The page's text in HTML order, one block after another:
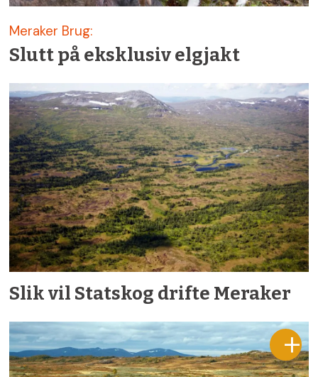
Meraker Brug:
Slutt på eksklusiv elgjakt
Slik vil Statskog drifte Meraker